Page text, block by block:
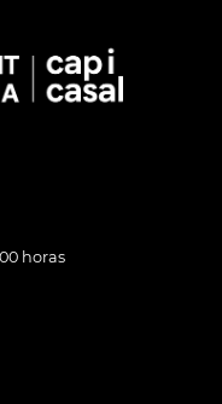
horas